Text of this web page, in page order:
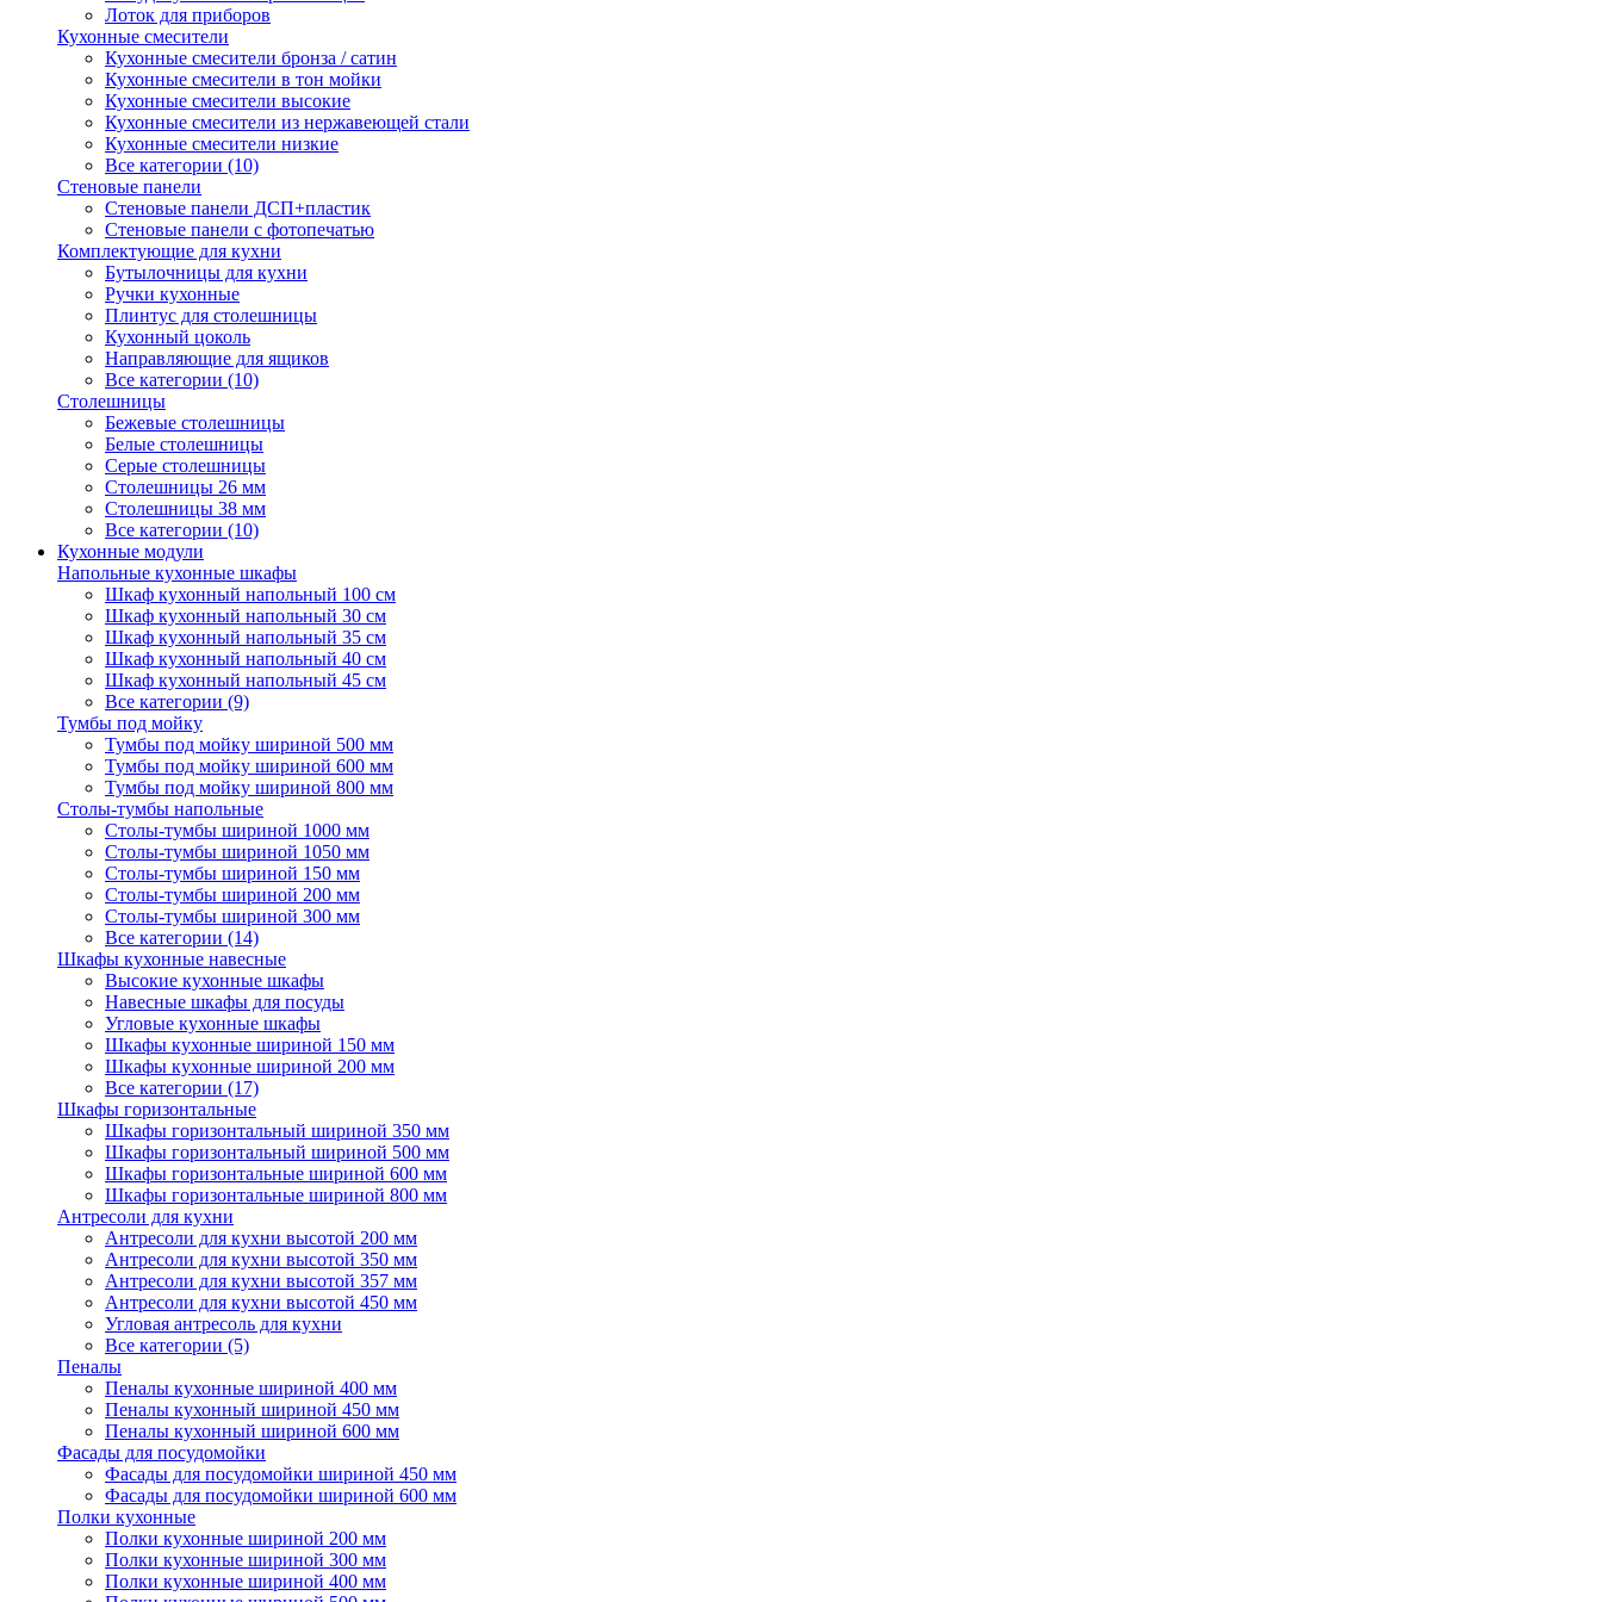
Лоток для приборов
Кухонные смесители
Кухонные смесители бронза / сатин
Кухонные смесители в тон мойки
Кухонные смесители высокие
Кухонные смесители из нержавеющей стали
Кухонные смесители низкие
Все категории (10)
Стеновые панели
Стеновые панели ДСП+пластик
Стеновые панели с фотопечатью
Комплектующие для кухни
Бутылочницы для кухни
Ручки кухонные
Плинтус для столешницы
Кухонный цоколь
Направляющие для ящиков
Все категории (10)
Столешницы
Бежевые столешницы
Белые столешницы
Серые столешницы
Столешницы 26 мм
Столешницы 38 мм
Все категории (10)
Кухонные модули
Напольные кухонные шкафы
Шкаф кухонный напольный 100 см
Шкаф кухонный напольный 30 см
Шкаф кухонный напольный 35 см
Шкаф кухонный напольный 40 см
Шкаф кухонный напольный 45 см
Все категории (9)
Тумбы под мойку
Тумбы под мойку шириной 500 мм
Тумбы под мойку шириной 600 мм
Тумбы под мойку шириной 800 мм
Столы-тумбы напольные
Столы-тумбы шириной 1000 мм
Столы-тумбы шириной 1050 мм
Столы-тумбы шириной 150 мм
Столы-тумбы шириной 200 мм
Столы-тумбы шириной 300 мм
Все категории (14)
Шкафы кухонные навесные
Высокие кухонные шкафы
Навесные шкафы для посуды
Угловые кухонные шкафы
Шкафы кухонные шириной 150 мм
Шкафы кухонные шириной 200 мм
Все категории (17)
Шкафы горизонтальные
Шкафы горизонтальный шириной 350 мм
Шкафы горизонтальный шириной 500 мм
Шкафы горизонтальные шириной 600 мм
Шкафы горизонтальные шириной 800 мм
Антресоли для кухни
Антресоли для кухни высотой 200 мм
Антресоли для кухни высотой 350 мм
Антресоли для кухни высотой 357 мм
Антресоли для кухни высотой 450 мм
Угловая антресоль для кухни
Все категории (5)
Пеналы
Пеналы кухонные шириной 400 мм
Пеналы кухонный шириной 450 мм
Пеналы кухонный шириной 600 мм
Фасады для посудомойки
Фасады для посудомойки шириной 450 мм
Фасады для посудомойки шириной 600 мм
Полки кухонные
Полки кухонные шириной 200 мм
Полки кухонные шириной 300 мм
Полки кухонные шириной 400 мм